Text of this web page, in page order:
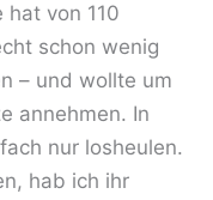
hat von 110
schon wenig
– und wollte um
annehmen. In
nur losheulen.
hab ich ihr